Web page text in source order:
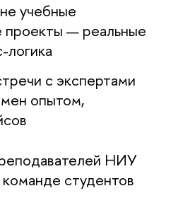
учебные
проекты — реальные
логика
с экспертами
опытом,
НИУ
студенто